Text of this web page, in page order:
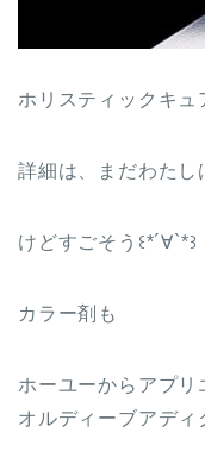
ホリスティックキュ
詳細は、まだわたし
けどすごそう꒰*´∀`*꒱
カラー剤も
ホーユーからアプリ
オルディーブアデ